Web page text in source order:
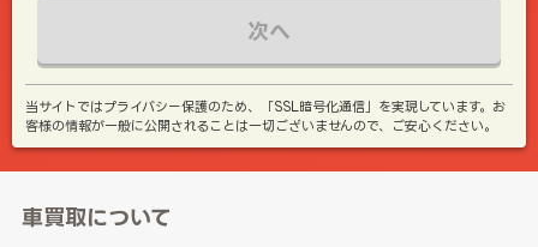
次へ
当サイトではプライバシー保護のため、「SSL暗号化通信」を実現しています。お
客様の情報が一般に公開されることは一切ございませんので、ご安心ください。
車買取について